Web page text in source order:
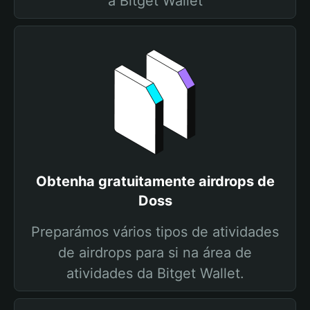
Obtenha gratuitamente airdrops de
Doss
Preparámos vários tipos de atividades
de airdrops para si na área de
atividades da Bitget Wallet.